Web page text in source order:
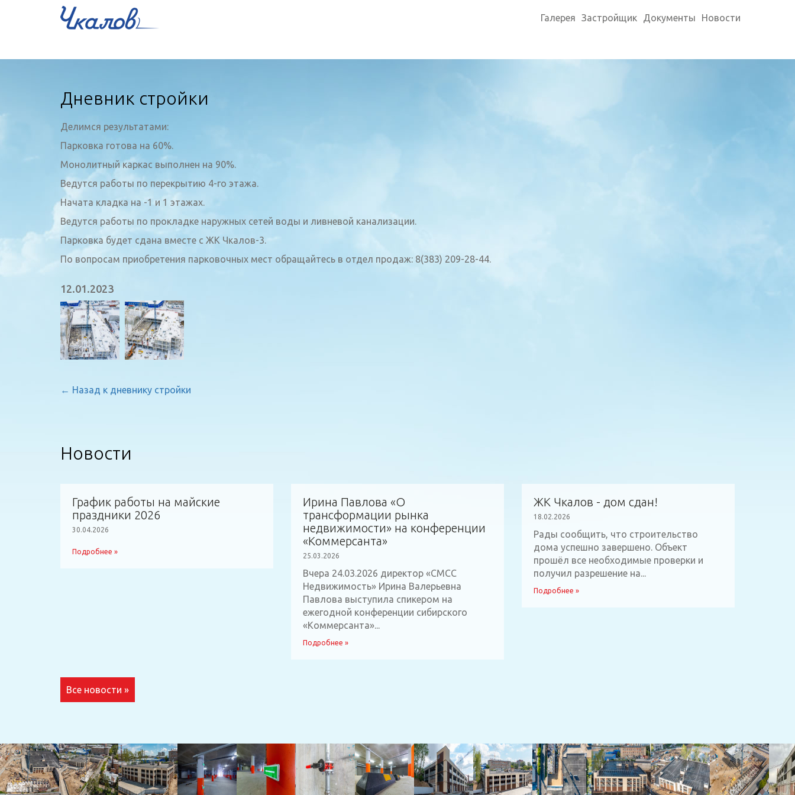
Галерея Застройщик Документы Новости
Дневник стройки
Делимся результатами:
Парковка готова на 60%.
Монолитный каркас выполнен на 90%.
Ведутся работы по перекрытию 4-го этажа.
Начата кладка на -1 и 1 этажах.
Ведутся работы по прокладке наружных сетей воды и ливневой канализации.
Парковка будет сдана вместе с ЖК Чкалов-3.
По вопросам приобретения парковочных мест обращайтесь в отдел продаж: 8(383) 209-28-44.
12.01.2023
← Назад к дневнику стройки
Новости
График работы на майские
праздники 2026
30.04.2026
Подробнее »
Ирина Павлова «О
трансформации рынка
недвижимости» на конференции
«Коммерсанта»
25.03.2026
Вчера 24.03.2026 директор «СМСС
Недвижимость» Ирина Валерьевна
Павлова выступила спикером на
ежегодной конференции сибирского
«Коммерсанта»...
Подробнее »
ЖК Чкалов - дом сдан!
18.02.2026
Рады сообщить, что строительство
дома успешно завершено. Объект
прошёл все необходимые проверки и
получил разрешение на...
Подробнее »
Все новости »